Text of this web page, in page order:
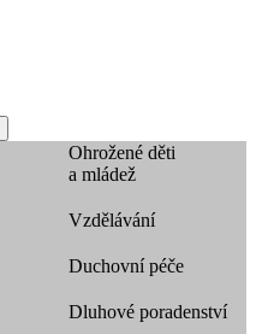
Ohrožené děti
a mládež
Vzdělávání
Duchovní péče
Dluhové poradenství